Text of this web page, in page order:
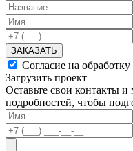
ЗАКАЗАТЬ
Согласие на
Загрузить проект
Оставьте свои контакты
подробностей, чтобы